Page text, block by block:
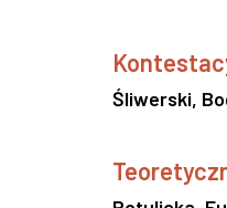
Śliwerski,